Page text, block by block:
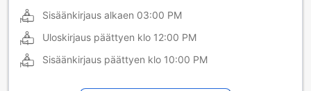
Sisäänkirjaus alkaen 03:00 PM
Uloskirjaus päättyen klo 12:00 PM
Sisäänkirjaus päättyen klo 10:00 PM